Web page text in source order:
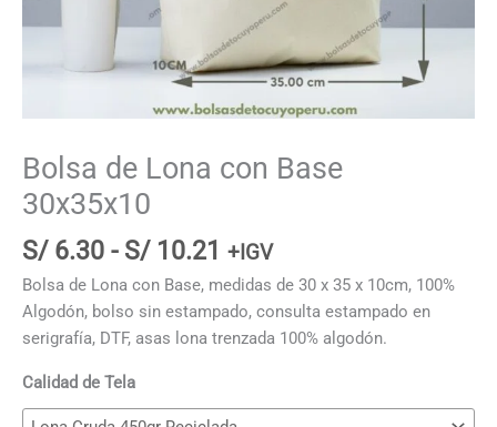
Bolsa de Lona con Base
30x35x10
S/6.30 - S/10.21 Rango
de
precios:
desde
S/ 10.21
+IGV
Bolsa de Lona con Base, medidas de 30 x 35 x 10cm, 100%
Algodón, bolso sin estampado, consulta estampado en
serigrafía, DTF, asas lona trenzada 100% algodón.
Calidad de Tela